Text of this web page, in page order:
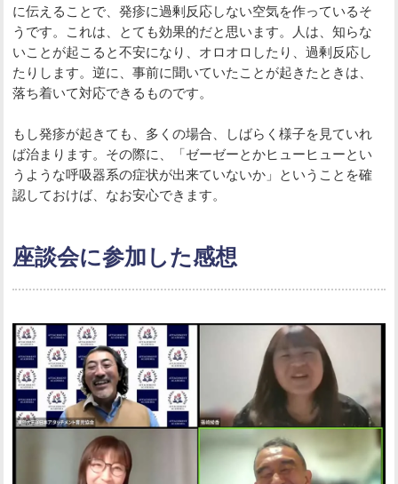
に伝えることで、発疹に過剰反応しない空気を作っているそ
うです。これは、とても効果的だと思います。人は、知らな
いことが起こると不安になり、オロオロしたり、過剰反応し
たりします。逆に、事前に聞いていたことが起きたときは、
落ち着いて対応できるものです。
もし発疹が起きても、多くの場合、しばらく様子を見ていれ
ば治まります。その際に、「ゼーゼーとかヒューヒューとい
うような呼吸器系の症状が出来ていないか」ということを確
認しておけば、なお安心できます。
座談会に参加した感想